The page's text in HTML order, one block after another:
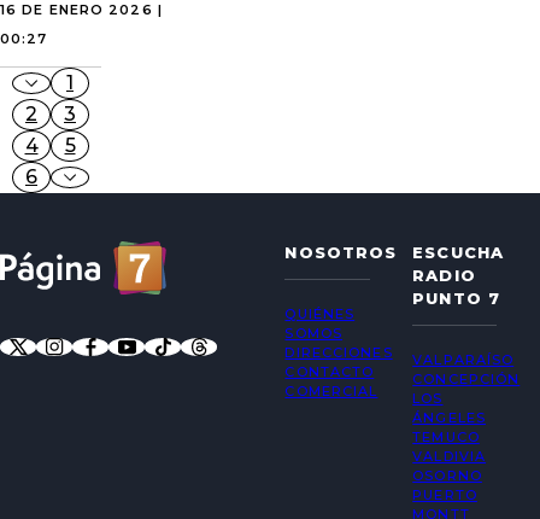
16 DE ENERO 2026 |
00:27
1
2
3
4
5
6
NOSOTROS
QUIÉNES
SOMOS
DIRECCIONES
CONTACTO
COMERCIAL
ESCUCHA
RADIO
PUNTO 7
VALPARAÍSO
CONCEPCIÓN
LOS
ÁNGELES
TEMUCO
VALDIVIA
OSORNO
PUERTO
MONTT